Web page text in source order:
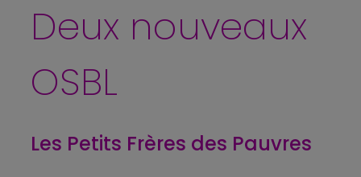
Deux nouveaux
OSBL
Les Petits Frères des Pauvres